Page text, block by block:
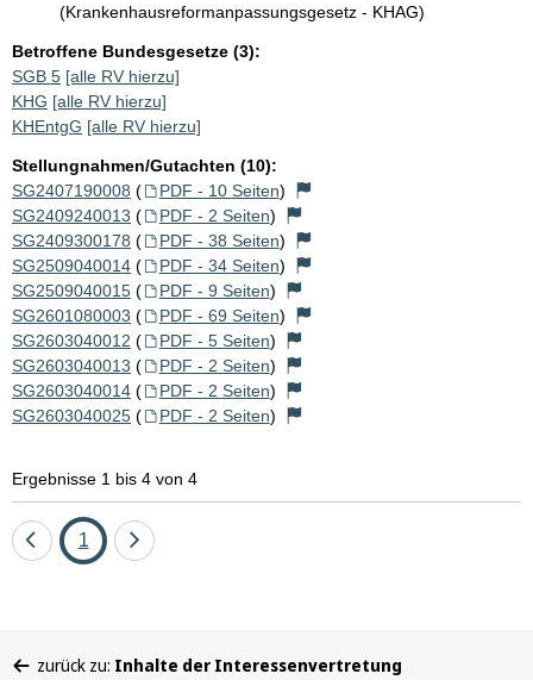
(Krankenhausreformanpassungsgesetz - KHAG)
Betroffene Bundesgesetze (3):
SGB 5 [alle RV hierzu]
KHG [alle RV hierzu]
KHEntgG [alle RV hierzu]
Stellungnahmen/Gutachten (10):
SG2407190008 ( PDF - 10 Seiten)
SG2409240013 ( PDF - 2 Seiten)
SG2409300178 ( PDF - 38 Seiten)
SG2509040014 ( PDF - 34 Seiten)
SG2509040015 ( PDF - 9 Seiten)
SG2601080003 ( PDF - 69 Seiten)
SG2603040012 ( PDF - 5 Seiten)
SG2603040013 ( PDF - 2 Seiten)
SG2603040014 ( PDF - 2 Seiten)
SG2603040025 ( PDF - 2 Seiten)
Ergebnisse 1 bis 4 von 4
EineSeite
1
Eine
zurück zu: Inhalte der Interessenvertretung